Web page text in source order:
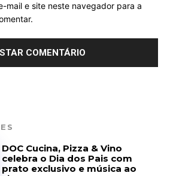
mail e site neste navegador para a
DOC Cucina, Pizza & Vino
celebra o Dia dos Pais com
prato exclusivo e música ao